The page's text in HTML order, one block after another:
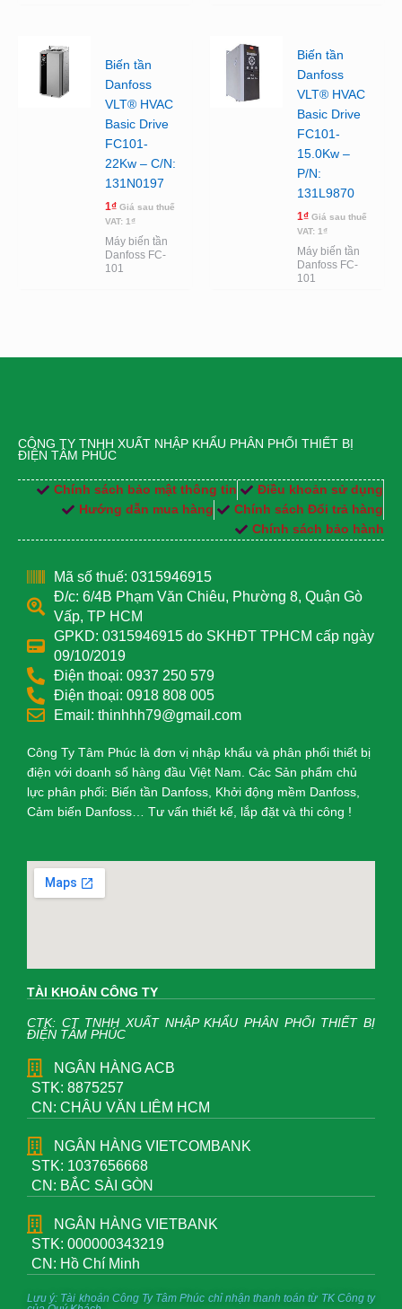
Biến tần
Danfoss
VLT® HVAC
Basic Drive
FC101-
22Kw – C/N:
131N0197
1₫ Giá sau thuế
VAT: 1₫
Máy biến tần
Danfoss FC-
101
Biến tần
Danfoss
VLT® HVAC
Basic Drive
FC101-
15.0Kw –
P/N:
131L9870
1₫ Giá sau thuế
VAT: 1₫
Máy biến tần
Danfoss FC-
101
CÔNG TY TNHH XUẤT NHẬP KHẨU PHÂN PHỐI THIẾT BỊ
ĐIỆN TÂM PHÚC
Chính sách bảo mật thông tin
Điều khoản sử dụng
Hướng dẫn mua hàng
Chính sách Đổi trả hàng
Chính sách bảo hành
Mã số thuế: 0315946915
Đ/c: 6/4B Phạm Văn Chiêu, Phường 8, Quận Gò
Vấp, TP HCM
GPKD: 0315946915 do SKHĐT TPHCM cấp ngày
09/10/2019
Điện thoại: 0937 250 579
Điện thoại: 0918 808 005
Email: thinhhh79@gmail.com
Công Ty Tâm Phúc là đơn vị nhập khẩu và phân phối thiết bị
điện với doanh số hàng đầu Việt Nam. Các Sản phẩm chủ
lực phân phối: Biến tần Danfoss, Khởi động mềm Danfoss,
Cảm biến Danfoss… Tư vấn thiết kế, lắp đặt và thi công !
TÀI KHOẢN CÔNG TY
CTK: CT TNHH XUẤT NHẬP KHẨU PHÂN PHỐI THIẾT BỊ
ĐIỆN TÂM PHÚC
NGÂN HÀNG ACB
STK: 8875257
CN: CHÂU VĂN LIÊM HCM
NGÂN HÀNG VIETCOMBANK
STK: 1037656668
CN: BẮC SÀI GÒN
NGÂN HÀNG VIETBANK
STK: 000000343219
CN: Hồ Chí Minh
Lưu ý: Tài khoản Công Ty Tâm Phúc chỉ nhận thanh toán từ TK Công ty